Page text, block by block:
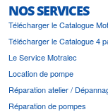
NOS SERVICES
Télécharger le Catalogue
Télécharger le Catalogue 4
Le Service Motralec
Location de pompe
Réparation atelier /
Réparation de pompes